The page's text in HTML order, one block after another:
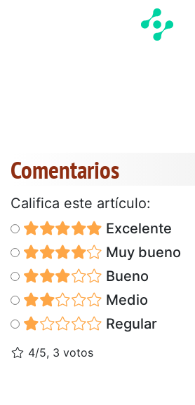
Comentarios
Califica este artículo:
Excelente
Muy bueno
Bueno
Medio
Regular
4/5, 3 votos